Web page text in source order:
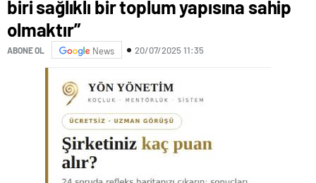
biri sağlıklı bir toplum yapısına sahip
olmaktır”
ABONE OL News 20/07/2025 11:35